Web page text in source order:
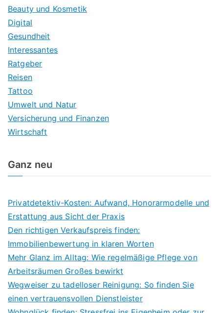
Beauty und Kosmetik
Digital
Gesundheit
Interessantes
Ratgeber
Reisen
Tattoo
Umwelt und Natur
Versicherung und Finanzen
Wirtschaft
Ganz neu
Privatdetektiv-Kosten: Aufwand, Honorarmodelle und
Erstattung aus Sicht der Praxis
Den richtigen Verkaufspreis finden:
Immobilienbewertung in klaren Worten
Mehr Glanz im Alltag: Wie regelmäßige Pflege von
Arbeitsräumen Großes bewirkt
Wegweiser zu tadelloser Reinigung: So finden Sie
einen vertrauensvollen Dienstleister